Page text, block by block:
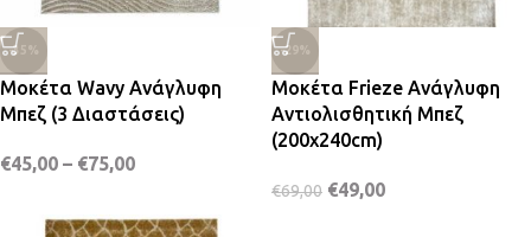
-35%
Μοκέτα Wavy Ανάγλυφη
Μπεζ (3 Διαστάσεις)
€45,00 – €75,00
-29%
Μοκέτα Frieze Ανάγλυφη
Αντιολισθητική Μπεζ
(200x240cm)
€69,00 €49,00